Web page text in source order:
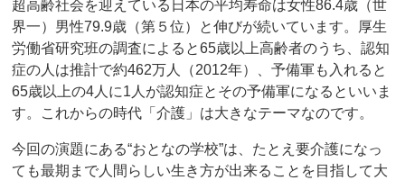
超高齢社会を迎えている日本の平均寿命は女性86.4歳（世
界一）男性79.9歳（第５位）と伸びが続いています。厚生
労働省研究班の調査によると65歳以上高齢者のうち、認知
症の人は推計で約462万人（2012年）、予備軍も入れると
65歳以上の4人に1人が認知症とその予備軍になるといいま
す。これからの時代「介護」は大きなテーマなのです。
今回の演題にある“おとなの学校”は、たとえ要介護になっ
ても最期まで人間らしい生き方が出来ることを目指して大